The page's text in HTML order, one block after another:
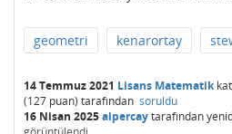
geometri kenarortay
14 Temmuz 2021 Lisans Matematik
(127 puan) tarafından soruldu
16 Nisan 2025alpercaytarafından